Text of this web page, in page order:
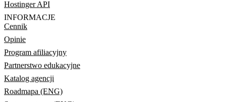
Hostinger API
INFORMACJE
Cennik
Opinie
Program afiliacyjny
Partnerstwo edukacyjne
Katalog agencji
Roadmapa (ENG)